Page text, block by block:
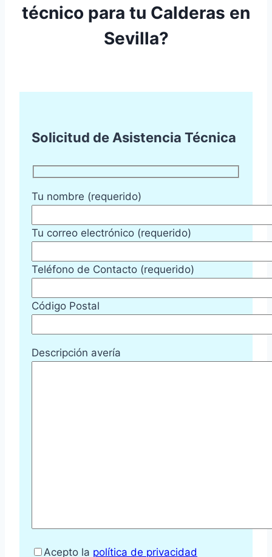
técnico para tu Calderas en
Sevilla?
Solicitud de Asistencia Técnica
Tu nombre (requerido)
Tu correo electrónico (requerido)
Teléfono de Contacto (requerido)
Código Postal
Descripción avería
Acepto la política de privacidad